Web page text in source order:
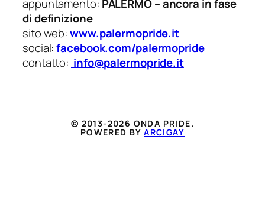
appuntamento: PALERMO – ancora in fase
di definizione
sito web:www.palermopride.it
social:facebook.com/palermopride
contatto: info@palermopride.it
© 2013-2026 ONDA PRIDE.
POWERED BYARCIGAY